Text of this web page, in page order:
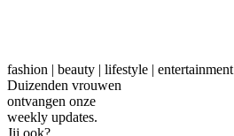
fashion | beauty | lifestyle | entertainment
Duizenden vrouwen
ontvangen onze
weekly updates.
Jij ook?